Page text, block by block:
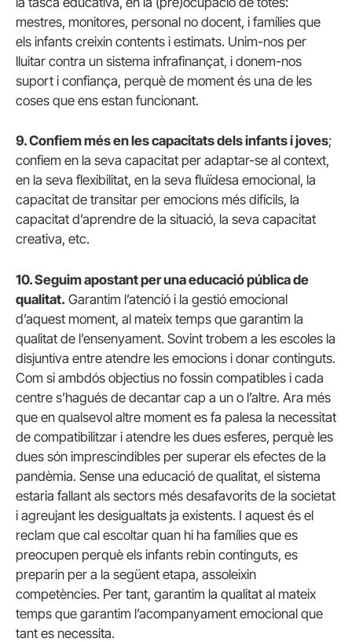
mestres, monitores, personal no docent, i famílies que
els infants creixin contents i estimats. Unim-nos per
lluitar contra un sistema infrafinançat, i donem-nos
suport i confiança, perquè de moment és una de les
coses que ens estan funcionant.
9. Confiem més en les capacitats dels infants i joves;
confiem en la seva capacitat per adaptar-se al context,
en la seva flexibilitat, en la seva fluïdesa emocional, la
capacitat de transitar per emocions més difícils, la
capacitat d’aprendre de la situació, la seva capacitat
creativa, etc.
10. Seguim apostant per una educació pública de
qualitat. Garantim l’atenció i la gestió emocional
d’aquest moment, al mateix temps que garantim la
qualitat de l’ensenyament. Sovint trobem a les escoles la
disjuntiva entre atendre les emocions i donar continguts.
Com si ambdós objectius no fossin compatibles i cada
centre s’hagués de decantar cap a un o l’altre. Ara més
que en qualsevol altre moment es fa palesa la necessitat
de compatibilitzar i atendre les dues esferes, perquè les
dues són imprescindibles per superar els efectes de la
pandèmia. Sense una educació de qualitat, el sistema
estaria fallant als sectors més desafavorits de la societat
i agreujant les desigualtats ja existents. I aquest és el
reclam que cal escoltar quan hi ha famílies que es
preocupen perquè els infants rebin continguts, es
preparin per a la següent etapa, assoleixin
competències. Per tant, garantim la qualitat al mateix
temps que garantim l’acompanyament emocional que
tant es necessita.